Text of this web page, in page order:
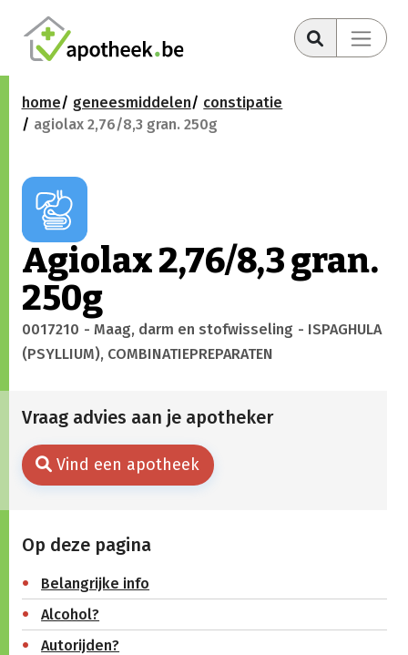
home geneesmiddelen
constipatie
agiolax 2,76/8,3 gran. 250g
Agiolax 2,76/8,3 gran.
250g
0017210 - Maag, darm en stofwisseling - ISPAGHULA
(PSYLLIUM), COMBINATIEPREPARATEN
Vraag advies aan je apotheker
Vind een apotheek
Op deze pagina
Belangrijke info
Alcohol?
Autorijden?